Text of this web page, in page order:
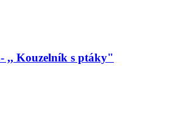
,, Kouzelník s ptáky"